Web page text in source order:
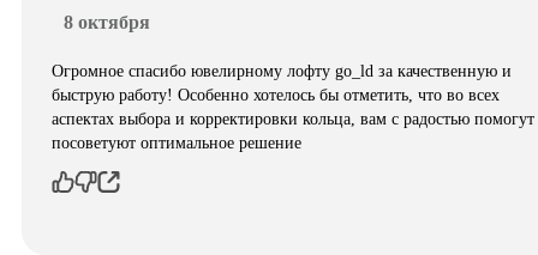
8 октября
Огромное спасибо ювелирному лофту go_ld за качественную и
быструю работу! Особенно хотелось бы отметить, что во всех
аспектах выбора и корректировки кольца, вам с радостью
посоветуют оптимальное решение